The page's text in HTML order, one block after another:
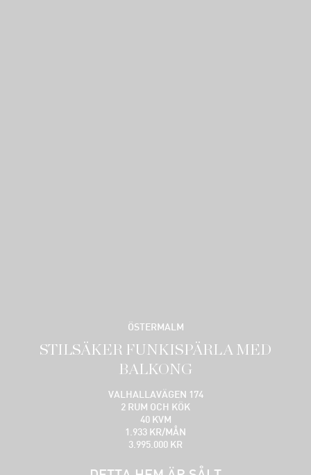
ÖSTERMALM
STILSÄKER FUNKISPÄRLA MED
BALKONG
VALHALLAVÄGEN 174
2 RUM OCH KÖK
40 KVM
1.933 KR/MÅN
3.995.000 KR